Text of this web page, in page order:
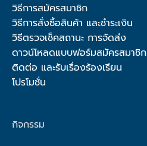
วิธีการสมัครสมาชิก
วิธีการสั่งซื้อสินค้า และชำระเงิน
วิธีตรวจเช็คสถานะ การจัดส่ง
ดาวน์โหลดแบบฟอร์มสมัครสมาชิก
ติดต่อ และรับเรื่องร้องเรียน
โปรโมชั่น
กิจกรรม